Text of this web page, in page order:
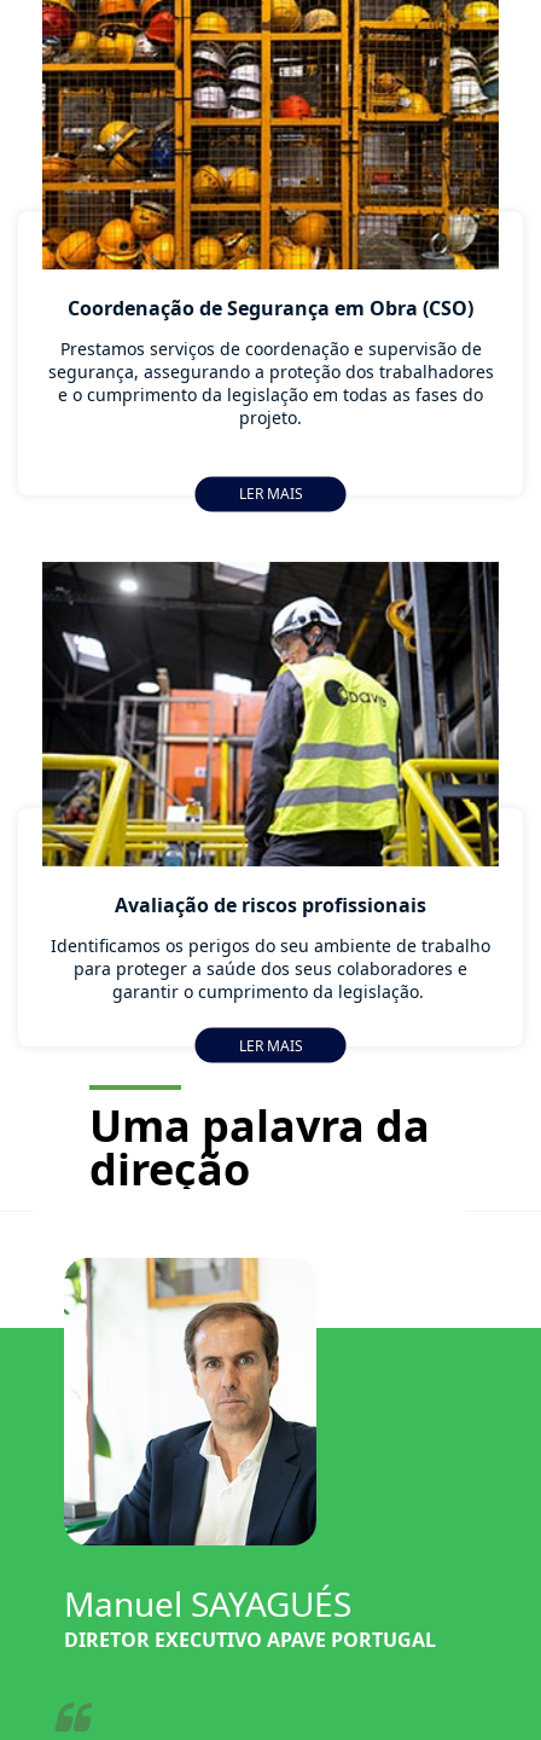
Coordenação de Segurança em Obra (CSO)
Prestamos serviços de coordenação e supervisão de
segurança, assegurando a proteção dos trabalhadores
e o cumprimento da legislação em todas as fases do
projeto.
LER MAIS
Avaliação de riscos profissionais
Identificamos os perigos do seu ambiente de trabalho
para proteger a saúde dos seus colaboradores e
garantir o cumprimento da legislação.
LER MAIS
Uma palavra da
direção
Manuel SAYAGUÉS
DIRETOR EXECUTIVO APAVE PORTUGAL